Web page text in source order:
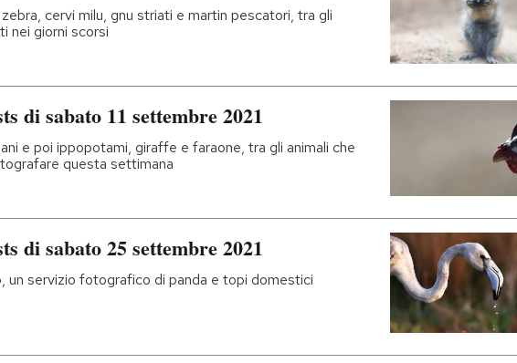
cervi milu, gnu striati e martin pescatori, tra gli
nei giorni scorsi
di sabato 11 settembre 2021
e poi ippopotami, giraffe e faraone, tra gli animali che
questa settimana
di sabato 25 settembre 2021
un servizio fotografico di panda e topi domestici